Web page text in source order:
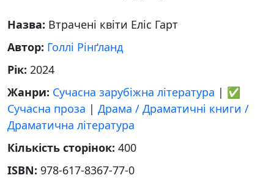
Назва: Втрачені квіти Еліс Гарт
Автор: Голлі Рінґланд
Рік: 2024
Жанри: Сучасна зарубіжна література | ✅
Сучасна проза | Драма / Драматичні книги /
Драматична література
Кількість сторінок: 400
ISBN: 978-617-8367-77-0